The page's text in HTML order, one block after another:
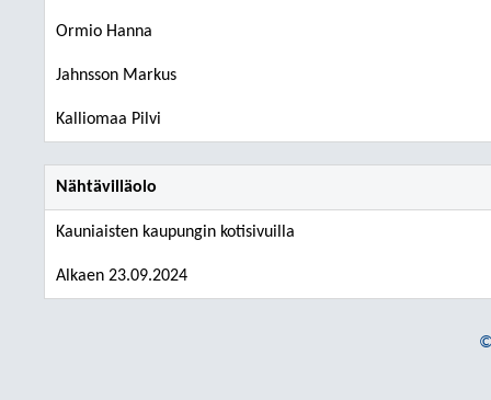
Ormio Hanna
Jahnsson Markus
Kalliomaa Pilvi
Nähtävilläolo
Kauniaisten kaupungin kotisivuilla
Alkaen 23.09.2024